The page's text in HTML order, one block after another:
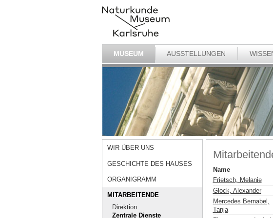
MUSEUM AUSSTELLUNGEN
WIR ÜBER UNS
GESCHICHTE DES HAUSES
ORGANIGRAMM
MITARBEITENDE
Direktion
Zentrale Dienste
Name
Frietsch, Melanie
Glock, Alexander
Mercedes Bernabel,
Tanja